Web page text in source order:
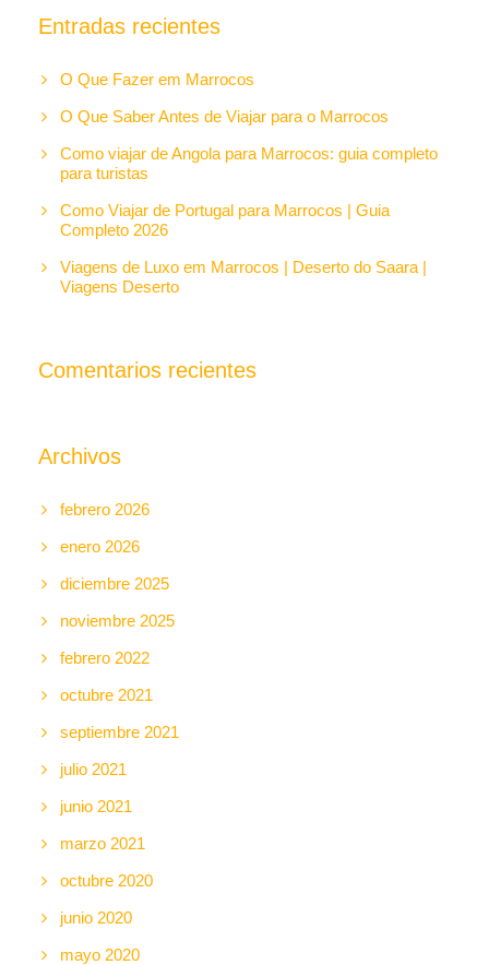
Entradas recientes
O Que Fazer em Marrocos
O Que Saber Antes de Viajar para o Marrocos
Como viajar de Angola para Marrocos: guia completo
para turistas
Como Viajar de Portugal para Marrocos | Guia
Completo 2026
Viagens de Luxo em Marrocos | Deserto do Saara |
Viagens Deserto
Comentarios recientes
Archivos
febrero 2026
enero 2026
diciembre 2025
noviembre 2025
febrero 2022
octubre 2021
septiembre 2021
julio 2021
junio 2021
marzo 2021
octubre 2020
junio 2020
mayo 2020